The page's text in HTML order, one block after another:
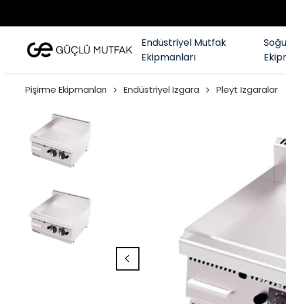
Endüstriyel Mutfak
Ekipmanları
Pişirme Ekipmanları Endüstriyel Izgara Pleyt Izgaralar